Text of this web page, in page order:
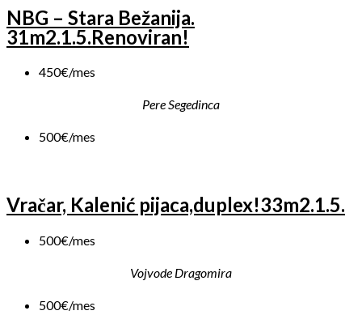
NBG – Stara Bežanija.
31m2.1.5.Renoviran!
450€/mes
Pere Segedinca
500€/mes
Vračar, Kalenić pijaca,duplex!33m2.1.5.
500€/mes
Vojvode Dragomira
500€/mes